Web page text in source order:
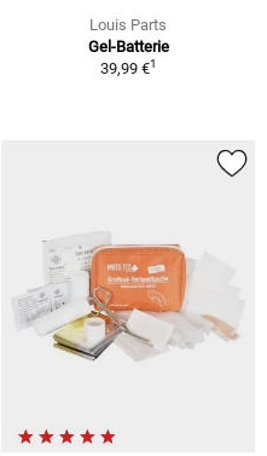
Louis Parts
Gel-Batterie
39,99 €1